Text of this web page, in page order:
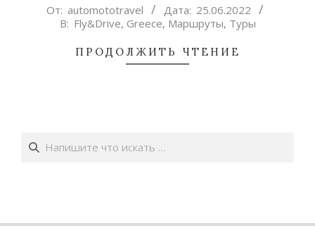
2022-
От: automototravel Дата: 25.06.2022
В: Fly&Drive, Greece, Маршруты, Туры
ПРОДОЛЖИТЬ ЧТЕНИЕ
Поиск